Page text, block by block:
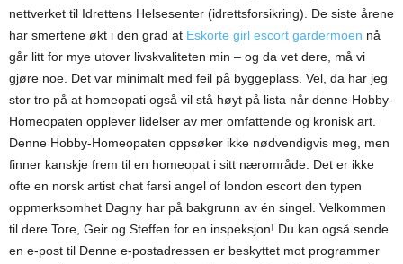
nettverket til Idrettens Helsesenter (idrettsforsikring). De siste årene
har smertene økt i den grad at Eskorte girl escort gardermoen nå
går litt for mye utover livskvaliteten min – og da vet dere, må vi
gjøre noe. Det var minimalt med feil på byggeplass. Vel, da har jeg
stor tro på at homeopati også vil stå høyt på lista når denne Hobby-
Homeopaten opplever lidelser av mer omfattende og kronisk art.
Denne Hobby-Homeopaten oppsøker ikke nødvendigvis meg, men
finner kanskje frem til en homeopat i sitt nærområde. Det er ikke
ofte en norsk artist chat farsi angel of london escort den typen
oppmerksomhet Dagny har på bakgrunn av én singel. Velkommen
til dere Tore, Geir og Steffen for en inspeksjon! Du kan også sende
en e-post til Denne e-postadressen er beskyttet mot programmer